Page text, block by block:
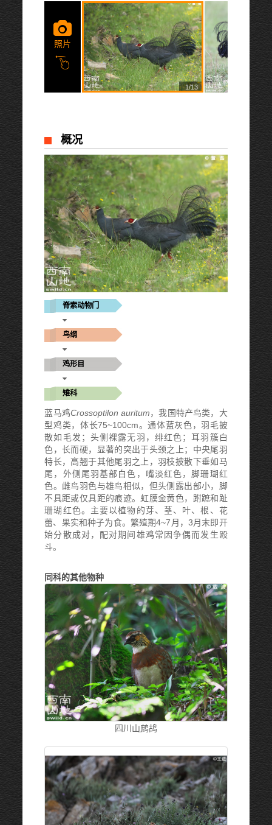
照片
1/13
概况
脊索动物门
鸟纲
鸡形目
雉科
蓝马鸡Crossoptilon auritum，我国特产鸟类，大
型鸡类，体长75~100cm。通体蓝灰色，羽毛披
散如毛发；头侧裸露无羽，绯红色；耳羽簇白
色，长而硬，显著的突出于头颈之上；中央尾羽
特长，高翘于其他尾羽之上，羽枝披散下垂如马
尾，外侧尾羽基部白色，嘴淡红色，脚珊瑚红
色。雌鸟羽色与雄鸟相似，但头侧露出部小，脚
不具距或仅具距的痕迹。虹膜金黄色，跗蹠和趾
珊瑚红色。主要以植物的芽、茎、叶、根、花
蕾、果实和种子为食。繁殖期4~7月，3月末即开
始分散成对，配对期间雄鸡常因争偶而发生殴
斗。
同科的其他物种
四川山鹧鸪